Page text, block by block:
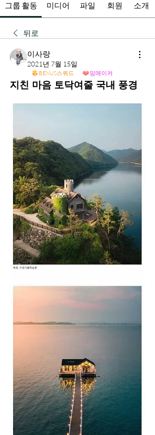
그룹 활동 미디어 파일 회원 소개
뒤로
이사랑
2021년 7월 15일
BEXUS스쿼드 밈메이커
지친 마음 토닥여줄 국내 풍경